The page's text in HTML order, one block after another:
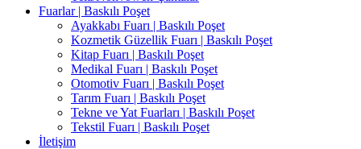
Fuarlar | Baskılı Poşet
Ayakkabı Fuarı | Baskılı Poşet
Kozmetik Güzellik Fuarı | Baskılı Poşet
Kitap Fuarı | Baskılı Poşet
Medikal Fuarı | Baskılı Poşet
Otomotiv Fuarı | Baskılı Poşet
Tarım Fuarı | Baskılı Poşet
Tekne ve Yat Fuarları | Baskılı Poşet
Tekstil Fuarı | Baskılı Poşet
İletişim